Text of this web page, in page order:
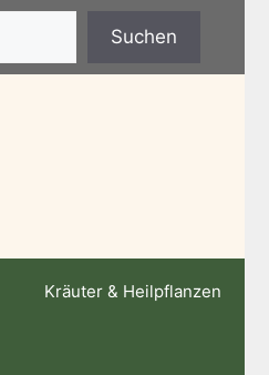
Suchen
Kräuter & Heilpflanzen